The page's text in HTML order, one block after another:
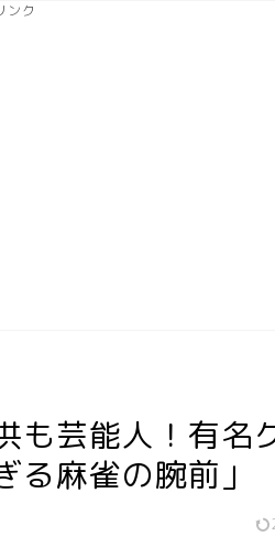
ンク
も芸能人！有名
麻雀の腕前」